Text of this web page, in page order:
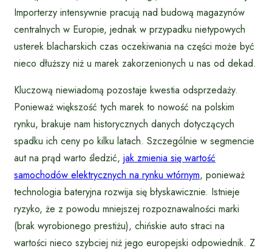
Importerzy intensywnie pracują nad budową magazynów
centralnych w Europie, jednak w przypadku nietypowych
usterek blacharskich czas oczekiwania na części może być
nieco dłuższy niż u marek zakorzenionych u nas od dekad.
Kluczową niewiadomą pozostaje kwestia odsprzedaży.
Ponieważ większość tych marek to nowość na polskim
rynku, brakuje nam historycznych danych dotyczących
spadku ich ceny po kilku latach. Szczególnie w segmencie
aut na prąd warto śledzić, jak zmienia się wartość
samochodów elektrycznych na rynku wtórnym, ponieważ
technologia bateryjna rozwija się błyskawicznie. Istnieje
ryzyko, że z powodu mniejszej rozpoznawalności marki
(brak wyrobionego prestiżu), chińskie auto straci na
wartości nieco szybciej niż jego europejski odpowiednik. Z